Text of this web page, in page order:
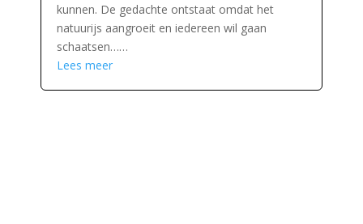
kunnen. De gedachte ontstaat omdat het
natuurijs aangroeit en iedereen wil gaan
schaatsen……
Lees meer